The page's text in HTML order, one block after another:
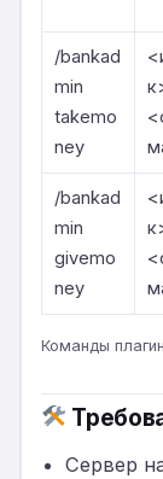
/bankad
min
takemo
ney
/bankad
min
givemo
ney
Команды
Сервер